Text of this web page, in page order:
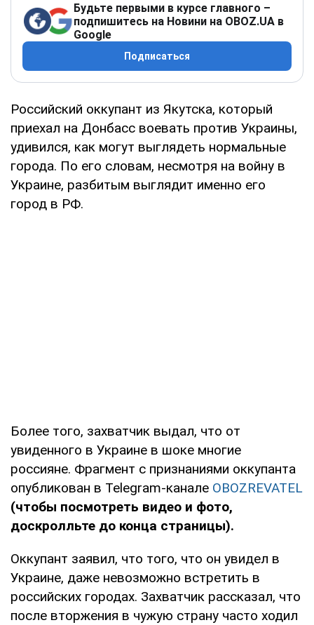
Будьте первыми в курсе главного –
подпишитесь на Новини на OBOZ.UA в
Google
Подписаться
Российский оккупант из Якутска, который
приехал на Донбасс воевать против Украины,
удивился, как могут выглядеть нормальные
города. По его словам, несмотря на войну в
Украине, разбитым выглядит именно его
город в РФ.
Более того, захватчик выдал, что от
увиденного в Украине в шоке многие
россияне. Фрагмент с признаниями оккупанта
опубликован в Telegram-канале OBOZREVATEL
(чтобы посмотреть видео и фото,
доскролльте до конца страницы).
Оккупант заявил, что того, что он увидел в
Украине, даже невозможно встретить в
российских городах. Захватчик рассказал, что
после вторжения в чужую страну часто ходил